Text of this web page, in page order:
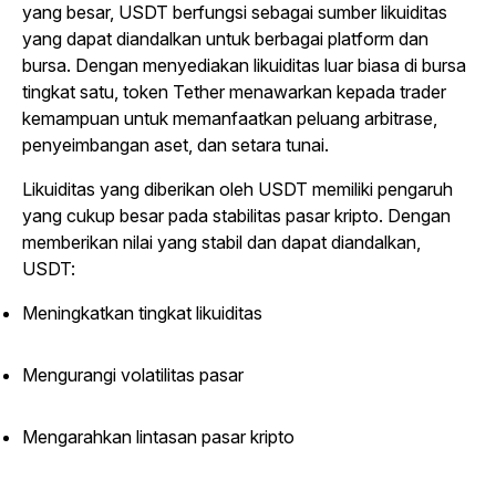
yang besar, USDT berfungsi sebagai sumber likuiditas
yang dapat diandalkan untuk berbagai platform dan
bursa. Dengan menyediakan likuiditas luar biasa di bursa
tingkat satu, token Tether menawarkan kepada trader
kemampuan untuk memanfaatkan peluang arbitrase,
penyeimbangan aset, dan setara tunai.
Likuiditas yang diberikan oleh USDT memiliki pengaruh
yang cukup besar pada stabilitas pasar kripto. Dengan
memberikan nilai yang stabil dan dapat diandalkan,
USDT:
Meningkatkan tingkat likuiditas
Mengurangi volatilitas pasar
Mengarahkan lintasan pasar kripto